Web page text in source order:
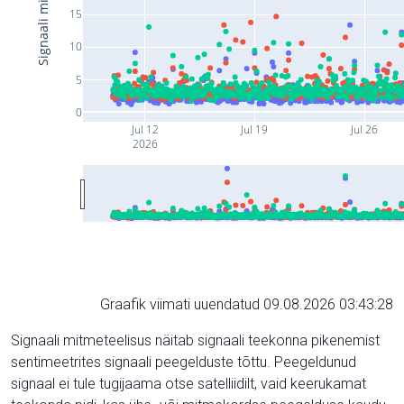
Jul 12
2026
Jul 19 Jul 26
0
5
10
15
Graafik viimati uuendatud 09.08.2026 03:43:28
Signaali mitmeteelisus näitab signaali teekonna pikenemist
sentimeetrites signaali peegelduste tõttu. Peegeldunud
signaal ei tule tugijaama otse satelliidilt, vaid keerukamat